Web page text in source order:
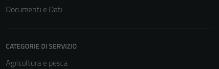
Documenti e Dati
CATEGORIE DI SERVIZIO
Agricoltura e pesca